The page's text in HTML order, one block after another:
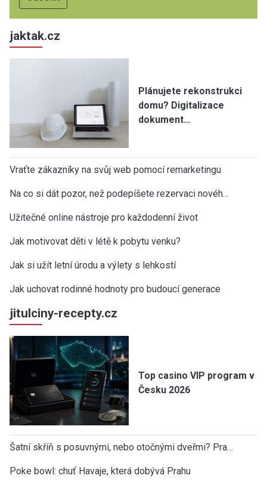
jaktak.cz
Plánujete rekonstrukci
domu? Digitalizace
dokument…
Vraťte zákazníky na svůj web pomocí remarketingu
Na co si dát pozor, než podepíšete rezervaci novéh…
Užitečné online nástroje pro každodenní život
Jak motivovat děti v létě k pobytu venku?
Jak si užít letní úrodu a výlety s lehkostí
Jak uchovat rodinné hodnoty pro budoucí generace
jitulciny-recepty.cz
Top casino VIP program v
Česku 2026
Šatní skříň s posuvnými, nebo otočnými dveřmi? Pra…
Poke bowl: chuť Havaje, která dobývá Prahu